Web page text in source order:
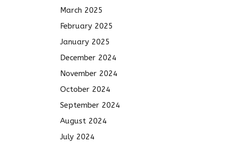
March 2025
February 2025
January 2025
December 2024
November 2024
October 2024
September 2024
August 2024
July 2024